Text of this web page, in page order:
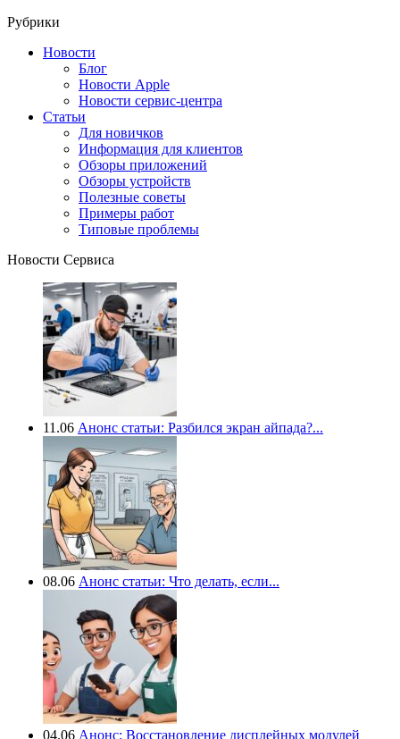
Рубрики
Новости
Блог
Новости Apple
Новости сервис-центра
Статьи
Для новичков
Информация для клиентов
Обзоры приложений
Обзоры устройств
Полезные советы
Примеры работ
Типовые проблемы
Новости Сервиса
11.06 Анонс статьи: Разбился экран айпада?...
08.06 Анонс статьи: Что делать, если...
04.06 Анонс: Восстановление дисплейных модулей